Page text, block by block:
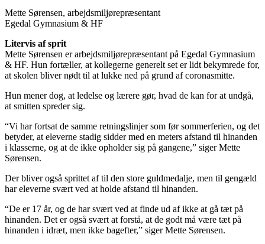
Mette Sørensen, arbejdsmiljørepræsentant
Egedal Gymnasium & HF
Litervis af sprit
Mette Sørensen er arbejdsmiljørepræsentant på Egedal Gymnasium
& HF. Hun fortæller, at kollegerne generelt set er lidt bekymrede for,
at skolen bliver nødt til at lukke ned på grund af coronasmitte.
Hun mener dog, at ledelse og lærere gør, hvad de kan for at undgå,
at smitten spreder sig.
“Vi har fortsat de samme retningslinjer som før sommerferien, og det
betyder, at eleverne stadig sidder med en meters afstand til hinanden
i klasserne, og at de ikke opholder sig på gangene,” siger Mette
Sørensen.
Der bliver også sprittet af til den store guldmedalje, men til gengæld
har eleverne svært ved at holde afstand til hinanden.
“De er 17 år, og de har svært ved at finde ud af ikke at gå tæt på
hinanden. Det er også svært at forstå, at de godt må være tæt på
hinanden i idræt, men ikke bagefter,” siger Mette Sørensen.